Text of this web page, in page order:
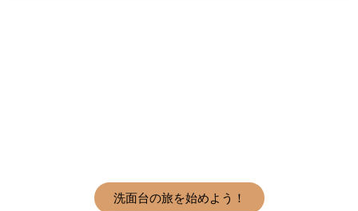
積もりは無料です！
洗面台の旅を始めよう！